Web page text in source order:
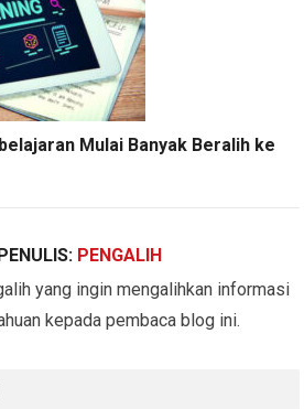
Mulai Banyak Beralih ke
PENGALIH
yang ingin mengalihkan informasi
kepada pembaca blog ini.